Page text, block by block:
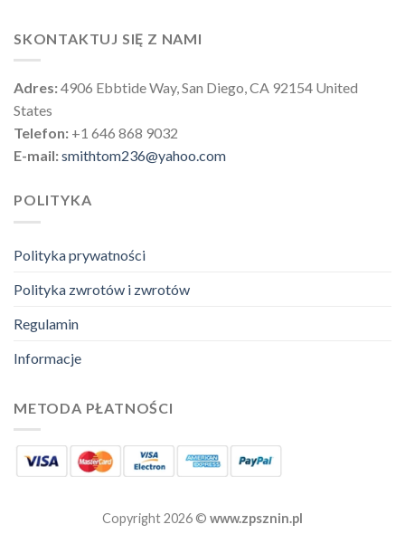
SKONTAKTUJ SIĘ Z NAMI
Adres:4906 Ebbtide Way, San Diego, CA 92154 United
States
Telefon: +1 646 868 9032
E-mail:smithtom236@yahoo.com
POLITYKA
Polityka prywatności
Polityka zwrotów i zwrotów
Regulamin
Informacje
METODA PŁATNOŚCI
Copyright 2026 © www.zpsznin.pl